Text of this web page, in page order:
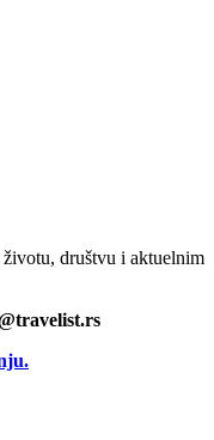
društvu i aktuelnim